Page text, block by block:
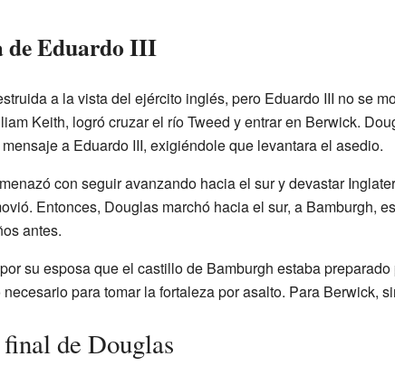
de Eduardo III
a la vista del ejército inglés, pero Eduardo III no se
Keith, logró cruzar el río Tweed y entrar en Berwick.
a Eduardo III, exigiéndole que levantara el asedio.
con seguir avanzando hacia el sur y devastar
Entonces, Douglas marchó hacia el sur, a Bamburgh,
antes.
su esposa que el castillo de Bamburgh estaba
para tomar la fortaleza por asalto. Para Berwick,
de Douglas